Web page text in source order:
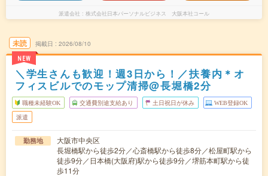
派遣会社 株式会社日本パーソナルビジネス 大阪本社コール
未読
NEW
掲載日 2026/08/10
＼学生さんも歓迎！週3日から！／扶養内＊オ
フィスビルでのモップ清掃@長堀橋2分
職種未経験OK 交通費別途支給あり 土日祝日が休み WEB登録OK
派遣
勤務地
大阪市中央区
長堀橋駅から徒歩2分／心斎橋駅から徒歩8分／松屋町駅から
徒歩9分／日本橋(大阪府)駅から徒歩9分／堺筋本町駅から徒
歩11分